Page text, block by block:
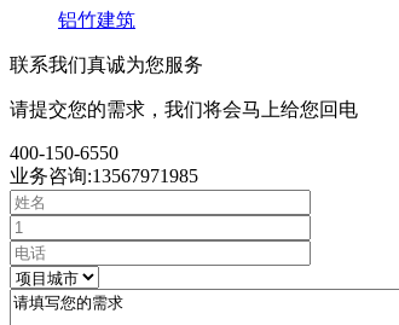
铝竹建筑
联系我们真诚为您服务
请提交您的需求，我们将会马上给您回电
400-150-6550
业务咨询:13567971985